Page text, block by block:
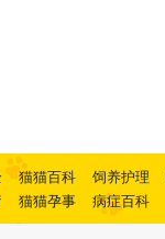
猫猫百科 饲养护理
猫猫孕事 病症百科